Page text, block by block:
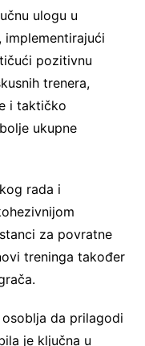
ulogu u
pozitivnu
trenera,
i taktičko
ukupne
rada i
za povratne
treninga također
da prilagodi
je ključna u